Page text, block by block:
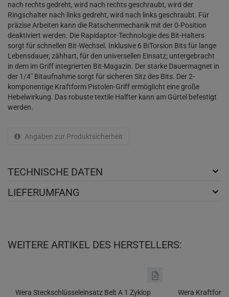
nach rechts gedreht, wird nach rechts geschraubt, wird der
Ringschalter nach links gedreht, wird nach links geschraubt. Für
präzise Arbeiten kann die Ratschenmechanik mit der 0-Position
deaktiviert werden. Die Rapidaptor-Technologie des Bit-Halters
sorgt für schnellen Bit-Wechsel. Inklusive 6 BiTorsion Bits für lange
Lebensdauer, zähhart, für den universellen Einsatz; untergebracht
in dem im Griff integrierten Bit-Magazin. Der starke Dauermagnet in
der 1/4" Bitaufnahme sorgt für sicheren Sitz des Bits. Der 2-
komponentige Kraftform Pistolen-Griff ermöglicht eine große
Hebelwirkung. Das robuste textile Halfter kann am Gürtel befestigt
werden.
Angaben zur Produktsicherheit
TECHNISCHE DATEN
LIEFERUMFANG
WEITERE ARTIKEL DES HERSTELLERS:
Wera Steckschlüsseleinsatz Belt A 1 Zyklop Wera Kraftform